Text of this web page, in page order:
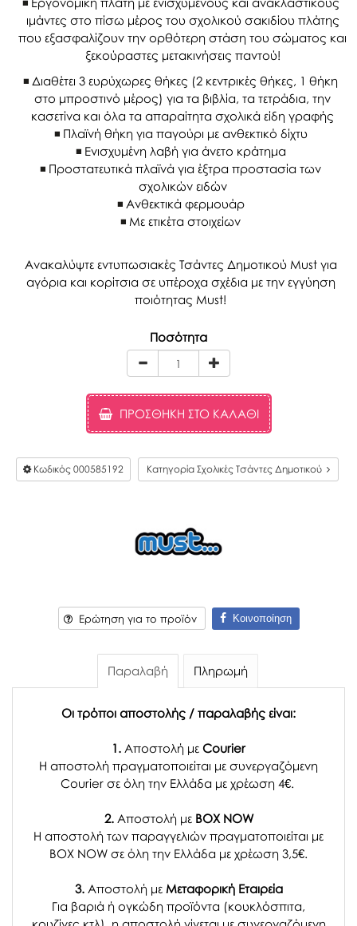
ιμάντες στο πίσω μέρος του σχολικού σακιδίου πλάτης
που εξασφαλίζουν την ορθότερη στάση του σώματος και
ξεκούραστες μετακινήσεις παντού!
Διαθέτει 3 ευρύχωρες θήκες (2 κεντρικές θήκες, 1 θήκη
στο μπροστινό μέρος) για τα βιβλία, τα τετράδια, την
κασετίνα και όλα τα απαραίτητα σχολικά είδη γραφής
Πλαϊνή θήκη για παγούρι με ανθεκτικό δίχτυ
Ενισχυμένη λαβή για άνετο κράτημα
Προστατευτικά πλαϊνά για έξτρα προστασία των
σχολικών ειδών
Ανθεκτικά φερμουάρ
Με ετικέτα στοιχείων
Ανακαλύψτε εντυπωσιακές Τσάντες Δημοτικού Must για
αγόρια και κορίτσια σε υπέροχα σχέδια με την εγγύηση
ποιότητας Must!
Ποσότητα
ΠΡΟΣΘΉΚΗ ΣΤΟ ΚΑΛΆΘΙ
Κωδικός 000585192 Κατηγορία Σχολικές Τσάντες Δημοτικού
Ερώτηση για το προϊόν Κοινοποίηση
Παραλαβή Πληρωμή
Οι τρόποι αποστολής / παραλαβής είναι:
1. Αποστολή με Courier
Η αποστολή πραγματοποιείται με συνεργαζόμενη
Courier σε όλη την Ελλάδα με χρέωση 4€.
2. Αποστολή μεBOX NOW
Η αποστολή των παραγγελιών πραγματοποιείται με
BOX NOW σε όλη την Ελλάδα με χρέωση 3,5€.
3. Αποστολή μεΜεταφορική Εταιρεία
Για βαριά ή ογκώδη προϊόντα (κουκλόσπιτα,